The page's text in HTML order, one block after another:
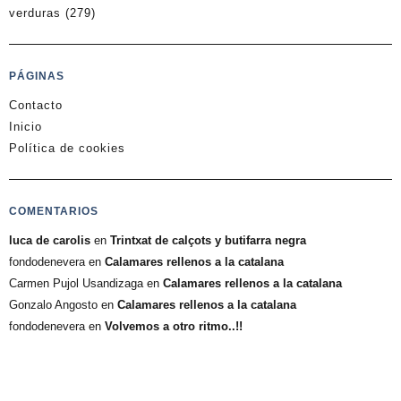
verduras (279)
PÁGINAS
Contacto
Inicio
Política de cookies
COMENTARIOS
luca de carolis en Trintxat de calçots y butifarra negra
fondodeneveraen Calamares rellenos a la catalana
Carmen Pujol Usandizagaen Calamares rellenos a la catalana
Gonzalo Angosto en Calamares rellenos a la catalana
fondodeneveraen Volvemos a otro ritmo..!!